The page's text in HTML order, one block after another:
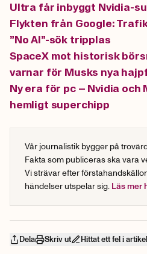
Ultra får inbyggt Nvidia-
Flykten från Google:
”No AI”-sök tripplas
SpaceX mot historisk
varnar för Musks nya
Ny era för pc – Nvidia
hemligt superchipp
Vår journalistik bygger på
Fakta som publiceras ska vara
Vi strävar efter
händelser utspelar sig. Läs mer
Dela Skriv ut Hittat ett fel i